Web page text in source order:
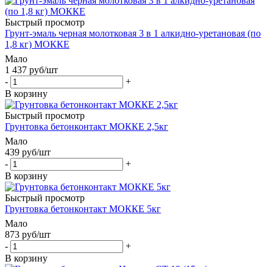
Быстрый просмотр
Грунт-эмаль черная молотковая 3 в 1 алкидно-уретановая (по
1,8 кг) МОККЕ
Мало
1 437 руб/шт
-
+
В корзину
Быстрый просмотр
Грунтовка бетонконтакт МОККЕ 2,5кг
Мало
439 руб/шт
-
+
В корзину
Быстрый просмотр
Грунтовка бетонконтакт МОККЕ 5кг
Мало
873 руб/шт
-
+
В корзину